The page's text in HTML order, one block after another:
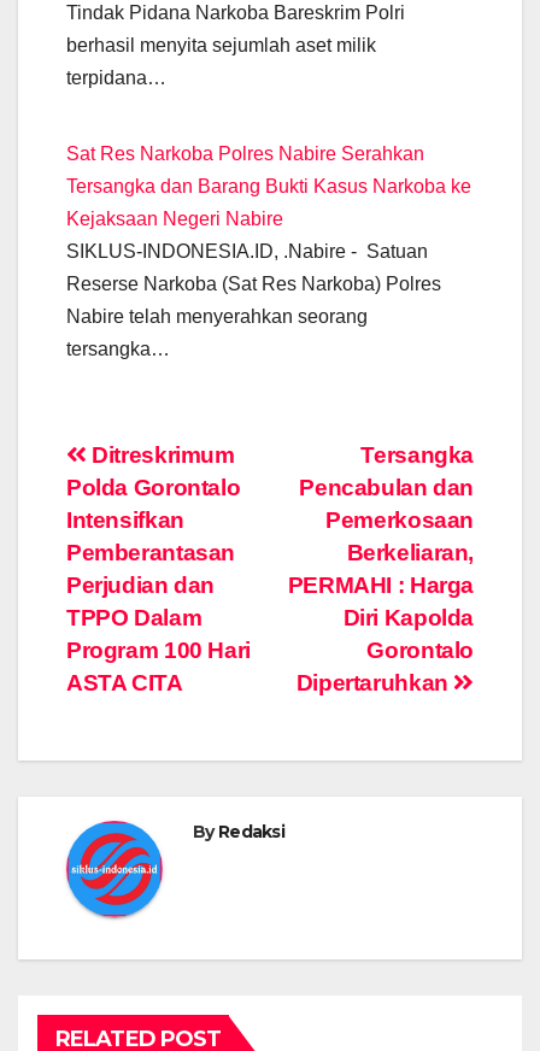
Tindak Pidana Narkoba Bareskrim Polri
berhasil menyita sejumlah aset milik
terpidana…
Sat Res Narkoba Polres Nabire Serahkan
Tersangka dan Barang Bukti Kasus Narkoba ke
Kejaksaan Negeri Nabire
SIKLUS-INDONESIA.ID, .Nabire - Satuan
Reserse Narkoba (Sat Res Narkoba) Polres
Nabire telah menyerahkan seorang
tersangka…
Post
navigation
Tersangka
Pencabulan dan
Pemerkosaan
Berkeliaran,
PERMAHI : Harga
Diri Kapolda
Gorontalo
Dipertaruhkan
Ditreskrimum
Polda Gorontalo
Intensifkan
Pemberantasan
Perjudian dan
TPPO Dalam
Program 100 Hari
ASTA CITA
ByRedaksi
RELATED POST